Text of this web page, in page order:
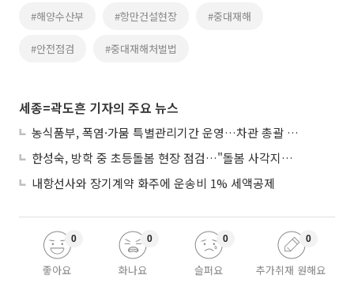
#해양수산부 #항만건설현장 #중대재해
#안전점검 #중대재해처벌법
세종=곽도흔 기자의 주요 뉴스
농식품부, 폭염·가뭄 특별관리기간 운영…차관 총괄 대응체계 격상
한성숙, 방학 중 초등돌봄 현장 점검…"돌봄 사각지대 없애야"
내항선사와 장기계약 화주에 운송비 1% 세액공제
좋아요
0
화나요
0
슬퍼요
0
추가취재 원해요
0